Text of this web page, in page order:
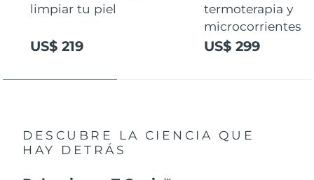
limpiar tu piel
US$ 219
termoterapia y
microcorrientes
US$ 299
DESCUBRE LA CIENCIA QUE
HAY DETRÁS